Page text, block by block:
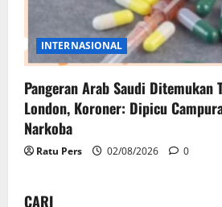
INTERNASIONAL
Pangeran Arab Saudi Ditemukan
London, Koroner: Dipicu
Narkoba
Ratu Pers 02/08/2026 0
CARI